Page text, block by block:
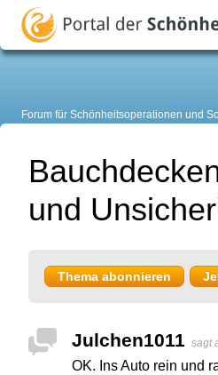
Forum für Schönheitsoperationen und
und
Thema abonnieren
Julchen1011 sagt
OK. Ins Auto rein und